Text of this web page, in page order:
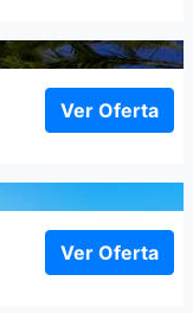
Ver Oferta
Ver Oferta